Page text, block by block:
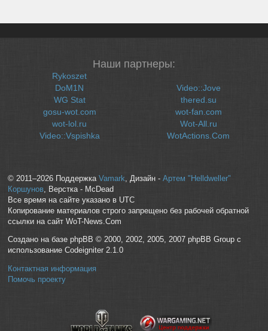
Наши партнеры:
Rykoszet
DoM1N
WG Stat
gosu-wot.com
wot-lol.ru
Video::Vspishka
Video::Jove
thered.su
wot-fan.com
Wot-All.ru
WotActions.Com
© 2011–2026 Поддержка Vamark, Дизайн - Артем "Helldweller"
Коршунов, Верстка - McDead
Все время на сайте указано в UTC
Копирование материалов строго запрещено без рабочей обратной
ссылки на сайт WoT-News.Com
Создано на базе phpBB © 2000, 2002, 2005, 2007 phpBB Group с
использование Codeigniter 2.1.0
Контактная информация
Помочь проекту